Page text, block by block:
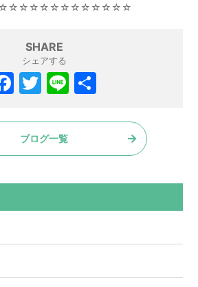
SHARE
シェアする
F
c
e
o
o
T
itt
er
Li
e
ブログ一覧